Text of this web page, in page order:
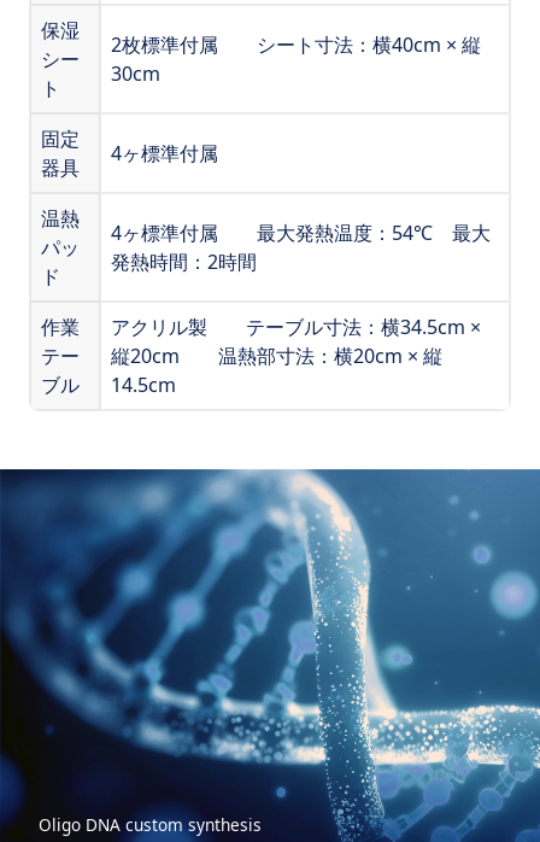
保湿
シー
ト
2枚標準付属 シート寸法：横40cm × 縦
30cm
固定
器具
4ヶ標準付属
温熱
パッ
ド
4ヶ標準付属 最大発熱温度：54℃ 最大
発熱時間：2時間
作業
テー
ブル
アクリル製 テーブル寸法：横34.5cm ×
縦20cm 温熱部寸法：横20cm × 縦
14.5cm
Oligo DNA custom synthesis